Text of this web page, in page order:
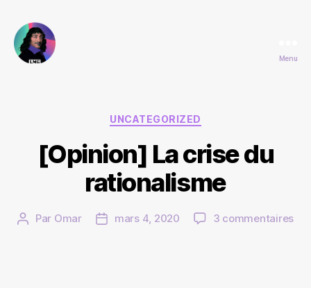
Menu
Catégories
UNCATEGORIZED
[Opinion] La crise du
rationalisme
Auteur
Par Omar
Datemars 4, 2020 3 commentairessur